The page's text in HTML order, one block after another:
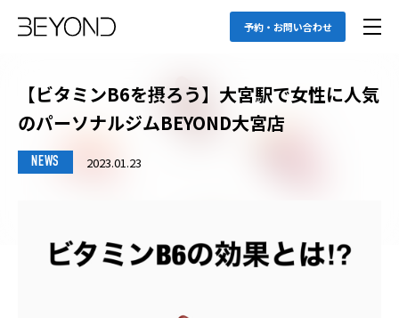
予約・お問い合わせ
【ビタミンB6を摂ろう】大宮駅で女性に人気
のパーソナルジムBEYOND大宮店
NEWS 2023.01.23